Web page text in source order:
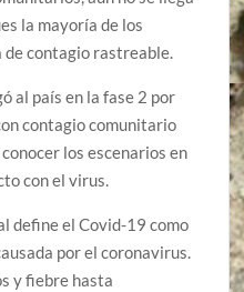
la mayoría de los
de contagio rastreable.
al país en la fase 2 por
contagio comunitario
los escenarios en
con el virus.
define el Covid-19 como
por el coronavirus.
y fiebre hasta